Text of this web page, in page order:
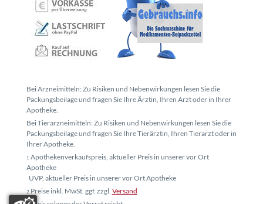
Bei Arzneimitteln: Zu Risiken und Nebenwirkungen lesen Sie die
Packungsbeilage und fragen Sie Ihre Ärztin, Ihren Arzt oder in Ihrer
Apotheke.
Bei Tierarzneimitteln: Zu Risiken und Nebenwirkungen lesen Sie die
Packungsbeilage und fragen Sie Ihre Tierärztin, Ihren Tierarzt oder in
Ihrer Apotheke.
1 Apothekenverkaufspreis, aktueller Preis in unserer vor Ort
Apotheke
UVP, aktueller Preis in unserer vor Ort Apotheke
2Preise inkl. MwSt. ggf. zzgl. Versand